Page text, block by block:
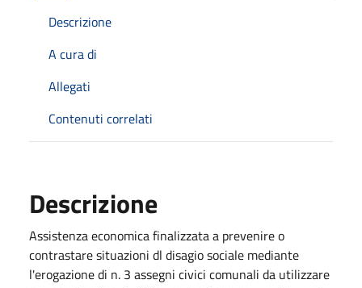
Descrizione
A cura di
Allegati
Contenuti correlati
Descrizione
Assistenza economica finalizzata a prevenire o
contrastare situazioni dl disagio sociale mediante
l'erogazione di n. 3 assegni civici comunali da utilizzare